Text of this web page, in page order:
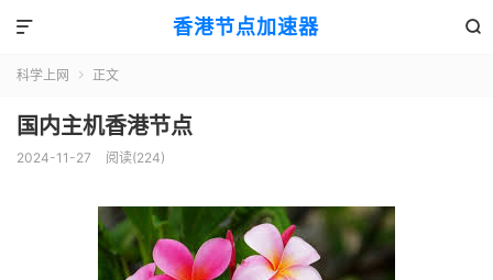
香港节点加速器 

科学上网  正文
国内主机香港节点
2024-11-27 阅读(224)